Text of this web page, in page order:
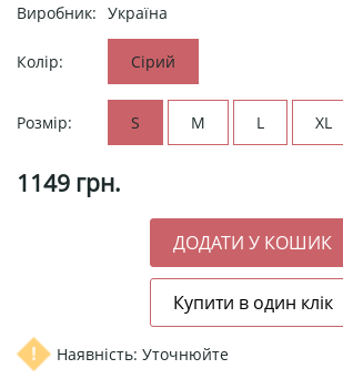
Виробник: Україна
Колір: Сірий
Розмір: S M L XL
1149 грн.
Наявність: Уточнюйте